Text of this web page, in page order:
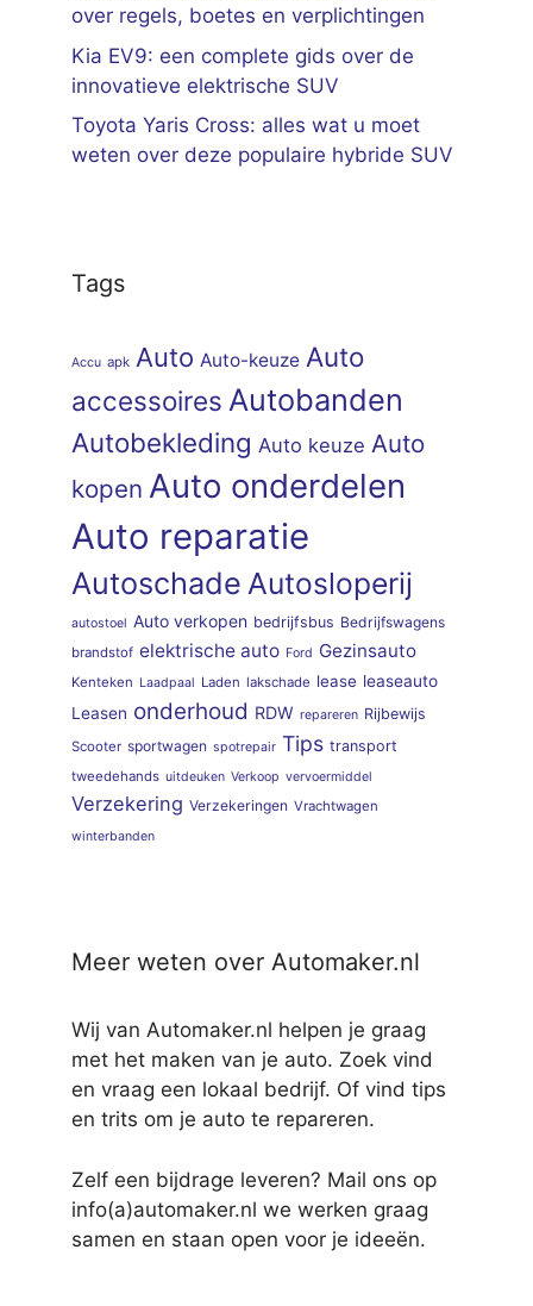
over regels, boetes en verplichtingen
Kia EV9: een complete gids over de
innovatieve elektrische SUV
Toyota Yaris Cross: alles wat u moet
weten over deze populaire hybride SUV
Tags
Accu apk Auto Auto-keuze Auto
accessoires Autobanden
Autobekleding Auto keuze Auto
kopen Auto onderdelen
Auto reparatie
Autoschade Autosloperij
autostoel Auto verkopen bedrijfsbus Bedrijfswagens
brandstof elektrische auto Ford Gezinsauto
Kenteken Laadpaal Laden lakschade lease leaseauto
Leasen onderhoud RDW repareren Rijbewijs
Scooter sportwagen spotrepair Tips transport
tweedehands uitdeuken Verkoop vervoermiddel
Verzekering Verzekeringen Vrachtwagen
winterbanden
Meer weten over Automaker.nl
Wij van Automaker.nl helpen je graag
met het maken van je auto. Zoek vind
en vraag een lokaal bedrijf. Of vind tips
en trits om je auto te repareren.
Zelf een bijdrage leveren? Mail ons op
info(a)automaker.nl we werken graag
samen en staan open voor je ideeën.